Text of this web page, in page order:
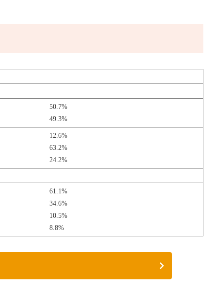
50.7%
49.3%
12.6%
63.2%
24.2%
61.1%
34.6%
10.5%
8.8%